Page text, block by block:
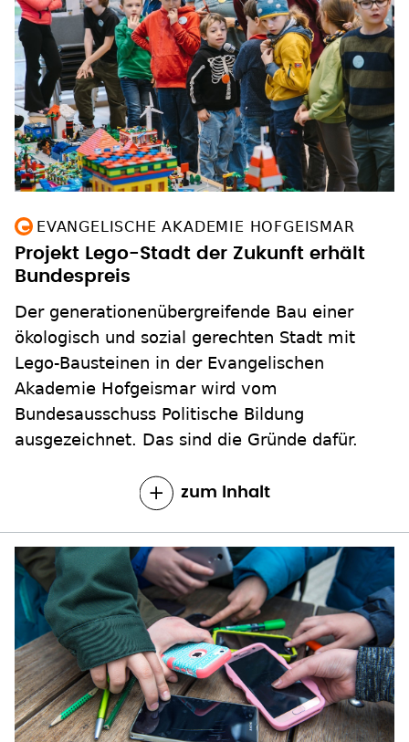
EVANGELISCHE AKADEMIE HOFGEISMAR
Projekt Lego-Stadt der Zukunft erhält
Bundespreis
Der generationenübergreifende Bau einer
ökologisch und sozial gerechten Stadt mit
Lego-Bausteinen in der Evangelischen
Akademie Hofgeismar wird vom
Bundesausschuss Politische Bildung
ausgezeichnet. Das sind die Gründe dafür.
zum Inhalt